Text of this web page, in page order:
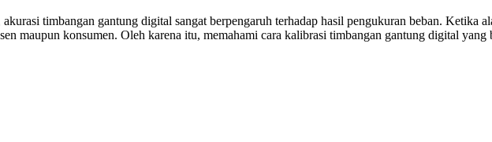
timbangan gantung digital sangat berpengaruh terhadap hasil pengukuran beban. Ketika
maupun konsumen. Oleh karena itu, memahami cara kalibrasi timbangan gantung digital